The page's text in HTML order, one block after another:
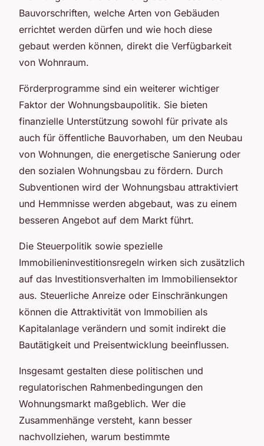
Bauvorschriften, welche Arten von Gebäuden
errichtet werden dürfen und wie hoch diese
gebaut werden können, direkt die Verfügbarkeit
von Wohnraum.
Förderprogramme sind ein weiterer wichtiger
Faktor der Wohnungsbaupolitik. Sie bieten
finanzielle Unterstützung sowohl für private als
auch für öffentliche Bauvorhaben, um den Neubau
von Wohnungen, die energetische Sanierung oder
den sozialen Wohnungsbau zu fördern. Durch
Subventionen wird der Wohnungsbau attraktiviert
und Hemmnisse werden abgebaut, was zu einem
besseren Angebot auf dem Markt führt.
Die Steuerpolitik sowie spezielle
Immobilieninvestitionsregeln wirken sich zusätzlich
auf das Investitionsverhalten im Immobiliensektor
aus. Steuerliche Anreize oder Einschränkungen
können die Attraktivität von Immobilien als
Kapitalanlage verändern und somit indirekt die
Bautätigkeit und Preisentwicklung beeinflussen.
Insgesamt gestalten diese politischen und
regulatorischen Rahmenbedingungen den
Wohnungsmarkt maßgeblich. Wer die
Zusammenhänge versteht, kann besser
nachvollziehen, warum bestimmte